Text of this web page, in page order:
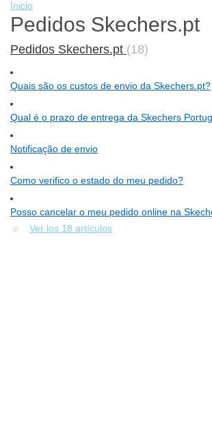
Inicio
Pedidos Skechers.pt
Pedidos Skechers.pt 18
Quais são os custos de envio da Skechers.pt?
Qual é o prazo de entrega da Skechers
Notificação de envio
Como verifico o estado do meu pedido?
Posso cancelar o meu pedido online na
Ver los 18 artículos